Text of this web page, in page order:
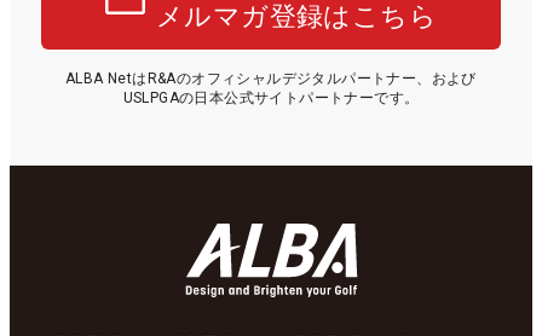
メルマガ登録はこちら
ALBA NetはR&Aのオフィシャルデジタルパートナー、および
USLPGAの日本公式サイトパートナーです。